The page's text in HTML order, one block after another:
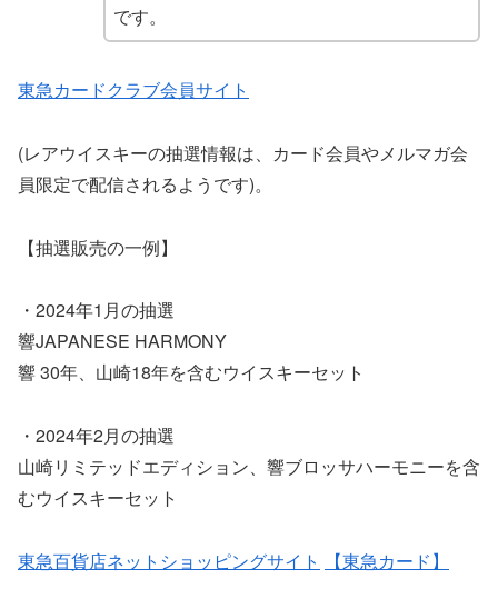
です。
東急カードクラブ会員サイト
(レアウイスキーの抽選情報は、カード会員やメルマガ会
員限定で配信されるようです)。
【抽選販売の一例】
・2024年1月の抽選
響JAPANESE HARMONY
響 30年、山崎18年を含むウイスキーセット
・2024年2月の抽選
山崎リミテッドエディション、響ブロッサハーモニーを含
むウイスキーセット
東急百貨店ネットショッピングサイト 【東急カード】